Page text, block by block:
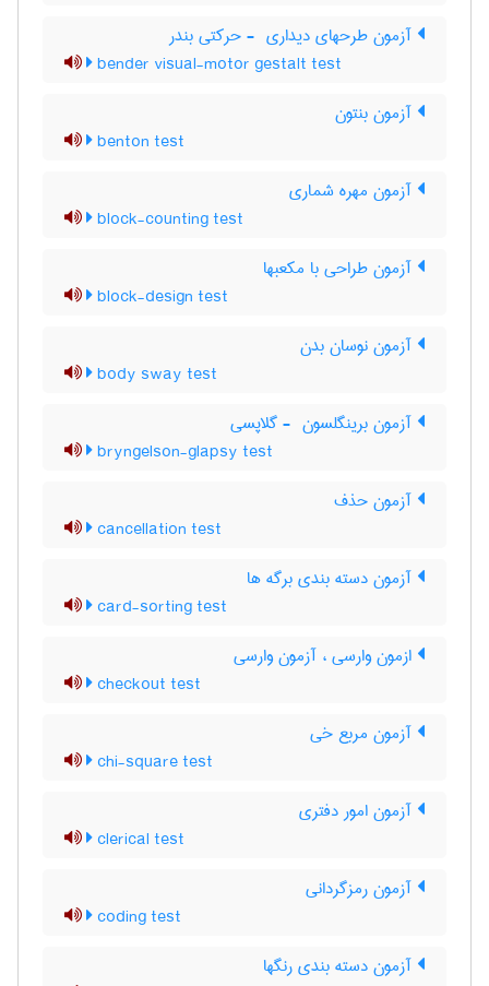
آزمون طرحهای دیداری ‎ - حرکتی بندر
bender visual-motor gestalt test
آزمون بنتون
benton test
آزمون مهره شماری
block-counting test
آزمون طراحی با مکعبها
block-design test
آزمون نوسان بدن
body sway test
آزمون برینگلسون ‎ - گلاپسی
bryngelson-glapsy test
آزمون حذف
cancellation test
آزمون دسته بندی برگه ها
card-sorting test
ازمون وارسی ، آزمون وارسی
checkout test
آزمون مربع خی
chi-square test
آزمون امور دفتری
clerical test
آزمون رمزگردانی
coding test
آزمون دسته بندی رنگها